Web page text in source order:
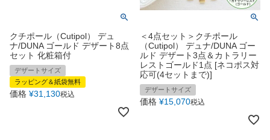
クチポール（Cutipol） デュ
ナ/DUNA ゴールド デザート8点
セット 化粧箱付
デザートサイズ
ラッピング＆紙袋無料
価格 ¥31,130税込
＜4点セット＞クチポール
（Cutipol） デュナ/DUNA ゴー
ルド デザート3点＆カトラリー
レストゴールド1点 [ネコポス対
応可(4セットまで)]
デザートサイズ
価格 ¥15,070税込